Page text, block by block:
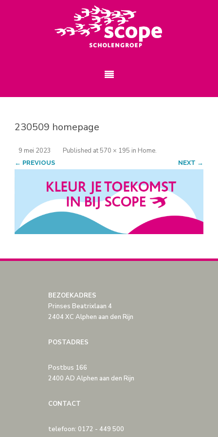
230509 homepage
Published
9 mei 2023 at570 × 195 in Home.
← PREVIOUS NEXT →
BEZOEKADRES
Prinses Beatrixlaan 4
2404 XC Alphen aan den Rijn
POSTADRES
Postbus 166
2400 AD Alphen aan den Rijn
CONTACT
telefoon: 0172 - 449 500